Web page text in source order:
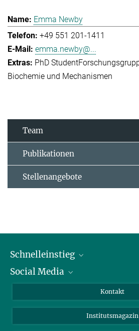
Emma Newby
+49 551 201-1411
emma.newby@...
PhD Student
Biochemie und Mechanismen
Team
Publikationen
Stellenangebote
Schnelleinstieg
Alumni
Fördernde
Social Media
Bluesky
Facebook
Kontakt
Institutsmagazin